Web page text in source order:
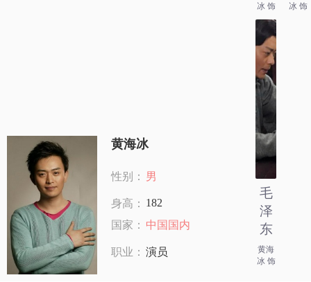
黄海冰
性别： 男
身高： 182
国家： 中国国内
职业： 演员
冰 饰
冰 饰
毛
泽
东
黄海
冰 饰